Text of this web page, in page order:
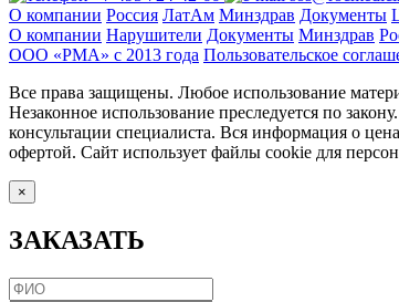
О компании Россия ЛатАм Минздрав Документы
О компании Нарушители Документы Минздрав
ООО «РМА» c 2013 года Пользовательское
Все права защищены. Любое использование
Незаконное использование преследуется по
консультации специалиста. Вся информация о
офертой. Сайт использует файлы cookie для
×
ЗАКАЗАТЬ